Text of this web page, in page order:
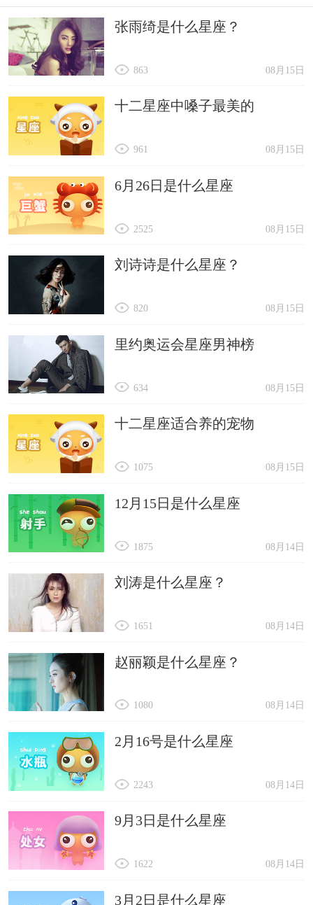
张雨绮是什么星座？
08月15日
863
十二星座中嗓子最美的
08月15日
961
6月26日是什么星座
08月15日
2525
刘诗诗是什么星座？
08月15日
820
里约奥运会星座男神榜
08月15日
634
十二星座适合养的宠物
08月15日
1075
12月15日是什么星座
08月14日
1875
刘涛是什么星座？
08月14日
1651
赵丽颖是什么星座？
08月14日
1080
2月16号是什么星座
08月14日
2243
9月3日是什么星座
08月14日
1622
3月2日是什么星座